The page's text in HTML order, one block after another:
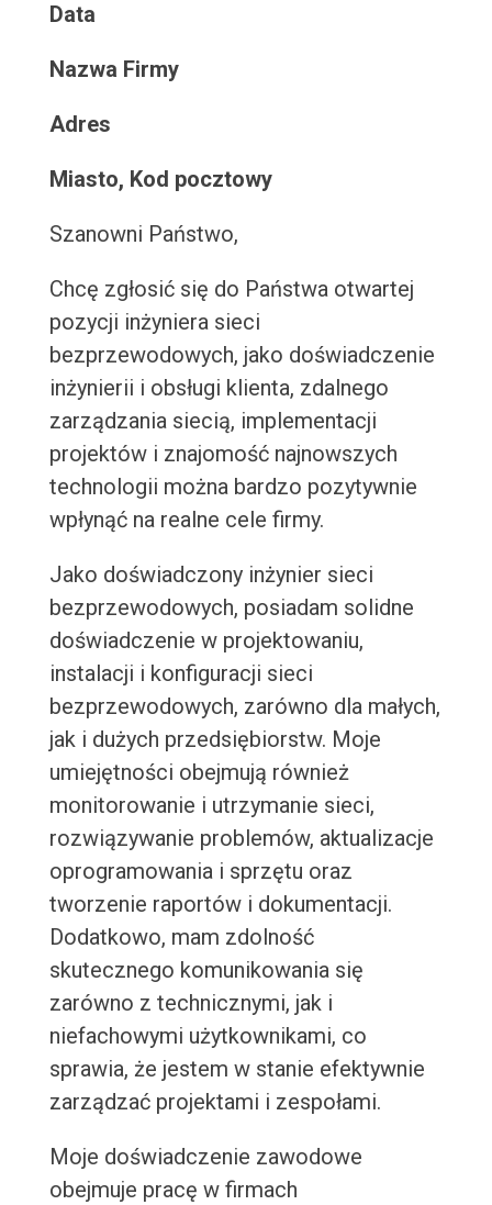
Data
Nazwa Firmy
Adres
Miasto, Kod pocztowy
Szanowni Państwo,
Chcę zgłosić się do Państwa otwartej
pozycji inżyniera sieci
bezprzewodowych, jako doświadczenie
inżynierii i obsługi klienta, zdalnego
zarządzania siecią, implementacji
projektów i znajomość najnowszych
technologii można bardzo pozytywnie
wpłynąć na realne cele firmy.
Jako doświadczony inżynier sieci
bezprzewodowych, posiadam solidne
doświadczenie w projektowaniu,
instalacji i konfiguracji sieci
bezprzewodowych, zarówno dla małych,
jak i dużych przedsiębiorstw. Moje
umiejętności obejmują również
monitorowanie i utrzymanie sieci,
rozwiązywanie problemów, aktualizacje
oprogramowania i sprzętu oraz
tworzenie raportów i dokumentacji.
Dodatkowo, mam zdolność
skutecznego komunikowania się
zarówno z technicznymi, jak i
niefachowymi użytkownikami, co
sprawia, że jestem w stanie efektywnie
zarządzać projektami i zespołami.
Moje doświadczenie zawodowe
obejmuje pracę w firmach